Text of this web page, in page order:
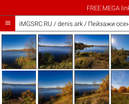
FREE MEGA
 iMGSRC.RU / denis.ark/ Пейзажи